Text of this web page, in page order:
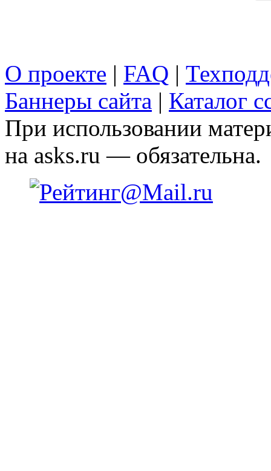
О проекте | FAQ |
Баннеры сайта | Каталог
При использовании
на asks.ru — обязательна.